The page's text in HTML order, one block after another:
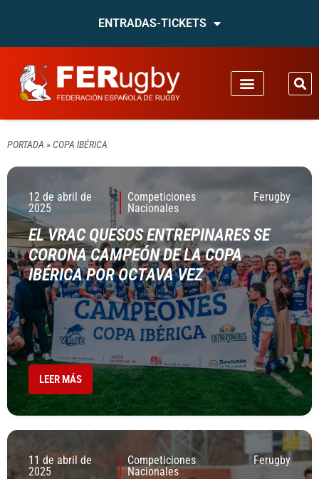
ENTRADAS-TICKETS
PORTADA » COPA IBÉRICA
12 de abril de
2025
Competiciones
Nacionales
Ferugby
EL VRAC QUESOS ENTREPINARES SE
CORONA CAMPEÓN DE LA COPA
IBÉRICA POR OCTAVA VEZ
LEER MÁS
11 de abril de
2025
Competiciones
Nacionales
Ferugby